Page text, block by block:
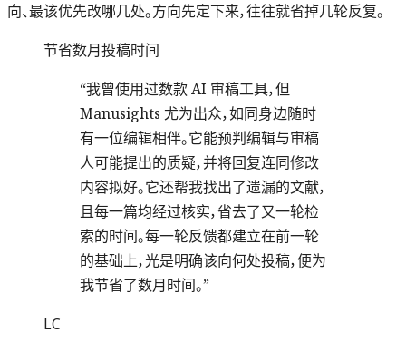
向、最该优先改哪几处。方向先定下来，往往就省掉几轮反复。
节省数月投稿时间
“我曾使用过数款 AI 审稿工具，但
Manusights 尤为出众，如同身边随时
有一位编辑相伴。它能预判编辑与审稿
人可能提出的质疑，并将回复连同修改
内容拟好。它还帮我找出了遗漏的文献，
且每一篇均经过核实，省去了又一轮检
索的时间。每一轮反馈都建立在前一轮
的基础上，光是明确该向何处投稿，便为
我节省了数月时间。”
LC